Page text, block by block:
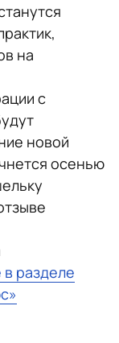
на
с
новой
осенью
в разделе